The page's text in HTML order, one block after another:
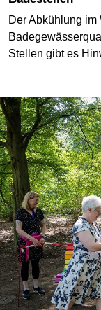
Der Abkühlung im
Stellen gibt es